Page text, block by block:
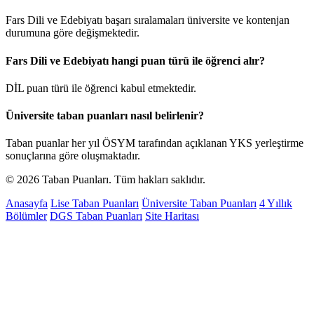
Fars Dili ve Edebiyatı başarı sıralamaları üniversite ve kontenjan
durumuna göre değişmektedir.
Fars Dili ve Edebiyatı hangi puan türü ile öğrenci alır?
DİL puan türü ile öğrenci kabul etmektedir.
Üniversite taban puanları nasıl belirlenir?
Taban puanlar her yıl ÖSYM tarafından açıklanan YKS yerleştirme
sonuçlarına göre oluşmaktadır.
© 2026 Taban Puanları. Tüm hakları saklıdır.
Anasayfa Lise Taban Puanları Üniversite Taban Puanları 4 Yıllık
Bölümler DGS Taban Puanları Site Haritası